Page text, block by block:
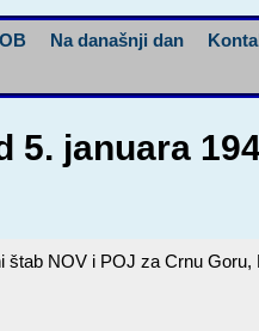
Na današnji dan
5. januara
štab NOV i POJ za Crnu Goru,